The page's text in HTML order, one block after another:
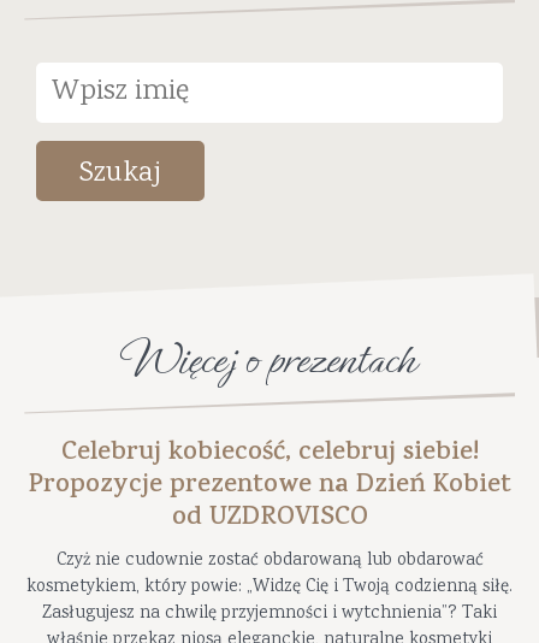
Szukaj
Więcej o prezentach
Celebruj kobiecość, celebruj siebie!
Propozycje prezentowe na Dzień Kobiet
od UZDROVISCO
Czyż nie cudownie zostać obdarowaną lub obdarować
kosmetykiem, który powie: „Widzę Cię i Twoją codzienną siłę.
Zasługujesz na chwilę przyjemności i wytchnienia”? Taki